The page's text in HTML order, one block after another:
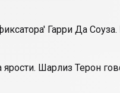
Гарри Да
. Шарлиз Терон